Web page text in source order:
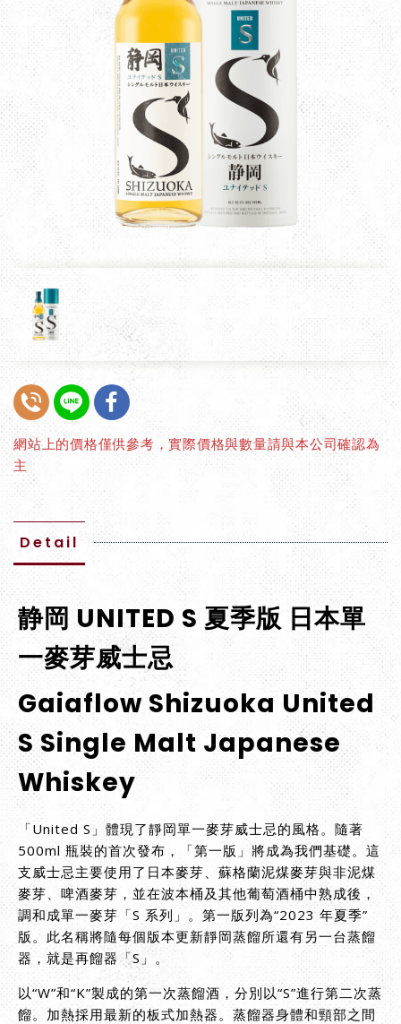
網站上的價格僅供參考，實際價格與數量請與本公司確認為
主
Detail
静岡 UNITED S 夏季版 日本單
一麥芽威士忌
Gaiaflow Shizuoka United
S Single Malt Japanese
Whiskey
「United S」體現了靜岡單一麥芽威士忌的風格。隨著
500ml 瓶裝的首次發布，「第一版」將成為我們基礎。這
支威士忌主要使用了日本麥芽、蘇格蘭泥煤麥芽與非泥煤
麥芽、啤酒麥芽，並在波本桶及其他葡萄酒桶中熟成後，
調和成單一麥芽「S 系列」。第一版列為“2023 年夏季”
版。此名稱將隨每個版本更新靜岡蒸餾所還有另一台蒸餾
器，就是再餾器「S」。
以“W”和“K”製成的第一次蒸餾酒，分別以“S”進行第二次蒸
餾。加熱採用最新的板式加熱器。蒸餾器身體和頸部之間